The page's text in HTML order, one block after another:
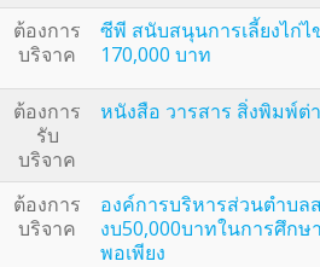
ต้องการ
บริจาค
ซีพี สนับสนุนการเลี้ยงไก่ไ
170,000 บาท
ต้องการ
รับ
บริจาค
หนังสือ วารสาร สิ่งพิมพ์ต่
ต้องการ
บริจาค
องค์การบริหารส่วนตำบ
งบ50,000บาทในการศึกษ
พอเพียง